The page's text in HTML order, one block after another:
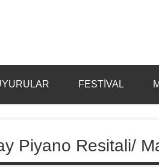
FESTİVAL
Piyano Resitali/